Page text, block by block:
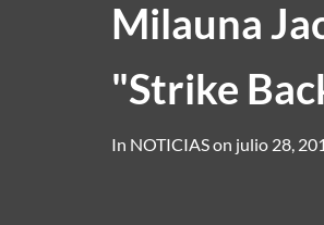
Milauna
"Strike
In NOTICIASon julio 28,